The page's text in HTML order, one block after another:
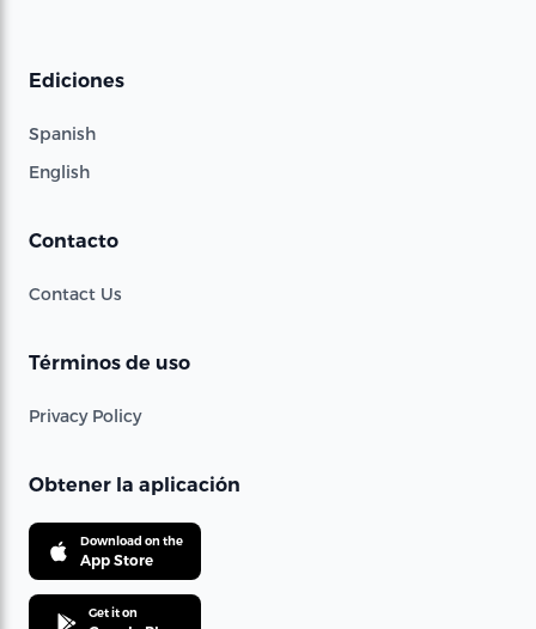
Ediciones
Spanish
English
Contacto
Contact Us
Términos de uso
Privacy Policy
Obtener la aplicación
Download on the
App Store
Get it on